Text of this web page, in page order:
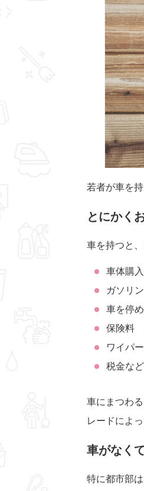
若者が車を
とにかく
車を持つと
車体購
ガソリ
車を停
保険料
ワイパ
税金など
車にまつわ
レードによ
車がなく
特に都市部